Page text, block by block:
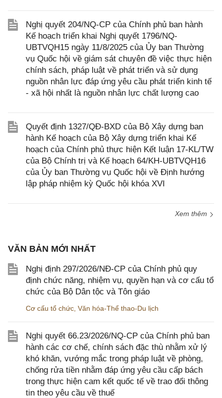
Nghị quyết 204/NQ-CP của Chính phủ ban hành
Kế hoạch triển khai Nghị quyết 1796/NQ-
UBTVQH15 ngày 11/8/2025 của Ủy ban Thường
vụ Quốc hội về giám sát chuyên đề việc thực hiện
chính sách, pháp luật về phát triển và sử dụng
nguồn nhân lực đáp ứng yêu cầu phát triển kinh tế
- xã hội nhất là nguồn nhân lực chất lượng cao
Quyết định 1327/QĐ-BXD của Bộ Xây dựng ban
hành Kế hoạch của Bộ Xây dựng triển khai Kế
hoạch của Chính phủ thực hiện Kết luận 17-KL/TW
của Bộ Chính trị và Kế hoạch 64/KH-UBTVQH16
của Ủy ban Thường vụ Quốc hội về Định hướng
lập pháp nhiệm kỳ Quốc hội khóa XVI
Xem thêm
VĂN BẢN MỚI NHẤT
Nghị định 297/2026/NĐ-CP của Chính phủ quy
định chức năng, nhiệm vụ, quyền hạn và cơ cấu tổ
chức của Bộ Dân tộc và Tôn giáo
Cơ cấu tổ chức, Văn hóa-Thể thao-Du lịch
Nghị quyết 66.23/2026/NQ-CP của Chính phủ ban
hành các cơ chế, chính sách đặc thù nhằm xử lý
khó khăn, vướng mắc trong pháp luật về phòng,
chống rửa tiền nhằm đáp ứng yêu cầu cấp bách
trong thực hiện cam kết quốc tế về trao đổi thông
tin theo yêu cầu về thuế